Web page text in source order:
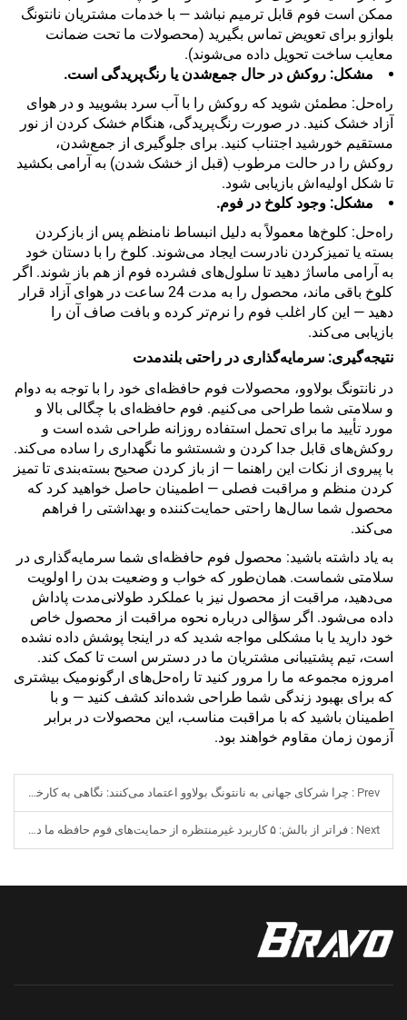
ممکن است فوم قابل ترمیم نباشد — با خدمات مشتریان نانتونگ
بلوازو برای تعویض تماس بگیرید (محصولات ما تحت ضمانت
معایب ساخت تحویل داده می‌شوند).
مشکل: روکش در حال جمع‌شدن یا رنگ‌پریدگی است.
راه‌حل: مطمئن شوید که روکش را با آب سرد بشویید و در هوای
آزاد خشک کنید. در صورت رنگ‌پریدگی، هنگام خشک کردن از نور
مستقیم خورشید اجتناب کنید. برای جلوگیری از جمع‌شدن،
روکش را در حالت مرطوب (قبل از خشک شدن) به آرامی بکشید
تا شکل اولیه‌اش بازیابی شود.
مشکل: وجود کلوخ در فوم.
راه‌حل: کلوخ‌ها معمولاً به دلیل انبساط نامنظم پس از بازکردن
بسته یا تمیزکردن نادرست ایجاد می‌شوند. کلوخ را با دستان خود
به آرامی ماساژ دهید تا سلول‌های فشرده فوم از هم باز شوند. اگر
کلوخ باقی ماند، محصول را به مدت 24 ساعت در هوای آزاد قرار
دهید — این کار اغلب فوم را نرم‌تر کرده و بافت صاف آن را
بازیابی می‌کند.
نتیجه‌گیری: سرمایه‌گذاری در راحتی بلندمدت
در نانتونگ بولاوو، محصولات فوم حافظه‌ای خود را با توجه به دوام
و سلامتی شما طراحی می‌کنیم. فوم حافظه‌ای با چگالی بالا و
مورد تأیید ما برای تحمل استفاده روزانه طراحی شده است و
روکش‌های قابل جدا کردن و شستشو ما نگهداری را ساده می‌کند.
با پیروی از نکات این راهنما — از باز کردن صحیح بسته‌بندی تا تمیز
کردن منظم و مراقبت فصلی — اطمینان حاصل خواهید کرد که
محصول شما سال‌ها راحتی حمایت‌کننده و بهداشتی را فراهم
می‌کند.
به یاد داشته باشید: محصول فوم حافظه‌ای شما سرمایه‌گذاری در
سلامتی شماست. همان‌طور که خواب و وضعیت بدن را اولویت
می‌دهید، مراقبت از محصول نیز با عملکرد طولانی‌مدت پاداش
داده می‌شود. اگر سؤالی درباره نحوه مراقبت از محصول خاص
خود دارید یا با مشکلی مواجه شدید که در اینجا پوشش داده نشده
است، تیم پشتیبانی مشتریان ما در دسترس است تا کمک کند.
امروزه مجموعه ما را مرور کنید تا راه‌حل‌های ارگونومیک بیشتری
که برای بهبود زندگی شما طراحی شده‌اند کشف کنید — و با
اطمینان باشید که با مراقبت مناسب، این محصولات در برابر
آزمون زمان مقاوم خواهند بود.
Prev : چرا شرکای جهانی به نانتونگ بولاوو اعتماد می‌کنند: نگاهی به کارخانه و کنترل کیفیت ما
Next : فراتر از بالش: ۵ کاربرد غیرمنتظره از حمایت‌های فوم حافظه ما در زندگی روزمره شما